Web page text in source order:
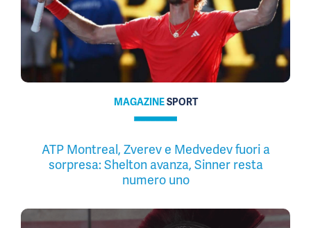
MAGAZINESPORT
ATP Montreal, Zverev e Medvedev fuori a
sorpresa: Shelton avanza, Sinner resta
numero uno